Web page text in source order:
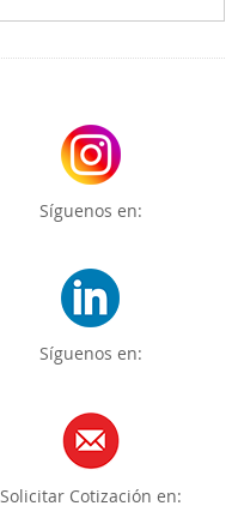
Síguenos en:
Síguenos en:
Solicitar Cotización en: